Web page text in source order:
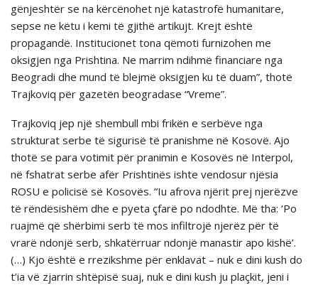
gënjeshtër se na kërcënohet një katastrofë humanitare,
sepse ne këtu i kemi të gjithë artikujt. Krejt është
propagandë. Institucionet tona qëmoti furnizohen me
oksigjen nga Prishtina. Ne marrim ndihmë financiare nga
Beogradi dhe mund të blejmë oksigjen ku të duam”, thotë
Trajkoviq për gazetёn beogradase “Vreme”.
Trajkoviq jep një shembull mbi frikën e serbëve nga
strukturat serbe të sigurisë të pranishme në Kosovë. Ajo
thotë se para votimit për pranimin e Kosovës në Interpol,
në fshatrat serbe afër Prishtinës ishte vendosur njësia
ROSU e policisë së Kosovës. “Iu afrova njërit prej njerëzve
të rëndësishëm dhe e pyeta çfarë po ndodhte. Më tha: ‘Po
ruajmë që shërbimi serb të mos infiltrojë njerëz për të
vrarë ndonjë serb, shkatërruar ndonjë manastir apo kishë’.
(…) Kjo është e rrezikshme për enklavat – nuk e dini kush do
t’ia vë zjarrin shtëpisë suaj, nuk e dini kush ju plaçkit, jeni i